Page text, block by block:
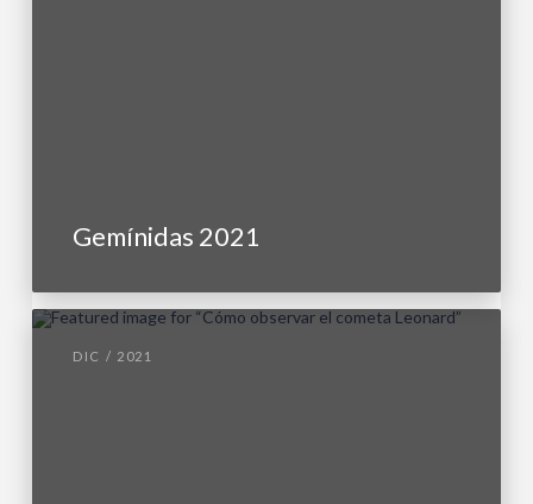
Gemínidas 2021
DIC / 2021